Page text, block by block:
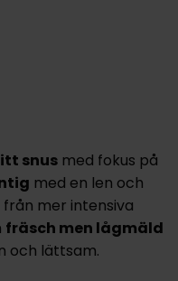
snusmed fokus på
med en len och
från mer intensiva
fräsch men lågmäld
och lättsam.